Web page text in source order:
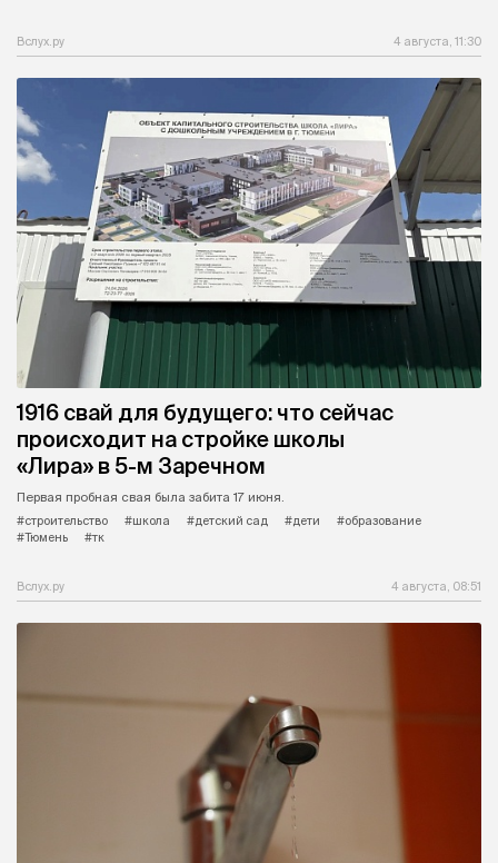
Вслух.ру 4 августа, 11:30
1916 свай для будущего: что сейчас
происходит на стройке школы
«Лира» в 5-м Заречном
Первая пробная свая была забита 17 июня.
#строительство
#школа #детский сад #дети
#образование
#Тюмень
#тк
Вслух.ру 4 августа, 08:51